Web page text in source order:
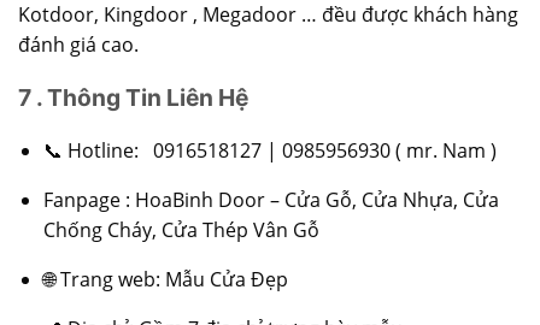
Kotdoor, Kingdoor , Megadoor … đều được khách hàng
đánh giá cao.
7 . Thông Tin Liên Hệ
📞 Hotline: 0916518127| 0985956930( mr. Nam )
Fanpage : HoaBinh Door – Cửa Gỗ, Cửa Nhựa, Cửa
Chống Cháy, Cửa Thép Vân Gỗ
🌐 Trang web: Mẫu Cửa Đẹp